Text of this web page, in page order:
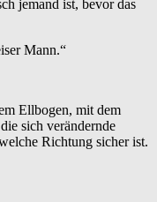
jemand ist, bevor das
Mann.“
Ellbogen, mit dem
sich verändernde
Richtung sicher ist.